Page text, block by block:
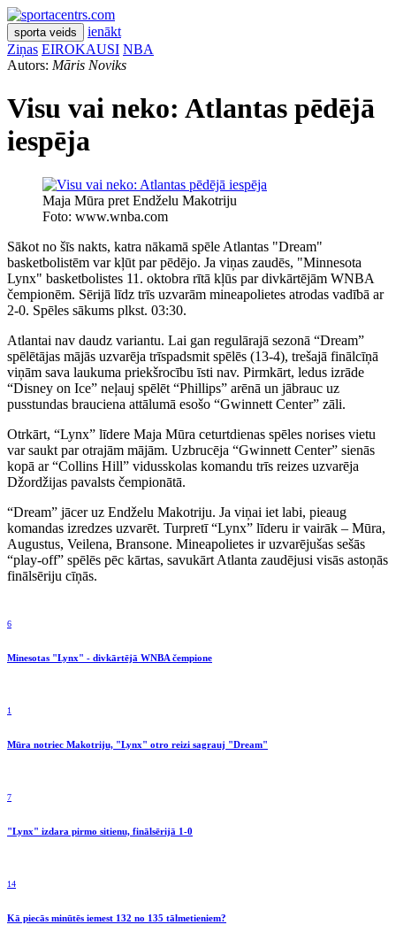
sporta veids
ienākt
Ziņas EIROKAUSI NBA
Autors: Māris Noviks
Visu vai neko: Atlantas pēdējā
iespēja
Maja Mūra pret Endželu Makotriju
Foto: www.wnba.com
Sākot no šīs nakts, katra nākamā spēle Atlantas "Dream"
basketbolistēm var kļūt par pēdējo. Ja viņas zaudēs, "Minnesota
Lynx" basketbolistes 11. oktobra rītā kļūs par divkārtējām WNBA
čempionēm. Sērijā līdz trīs uzvarām mineapolietes atrodas vadībā ar
2-0. Spēles sākums plkst. 03:30.
Atlantai nav daudz variantu. Lai gan regulārajā sezonā “Dream”
spēlētājas mājās uzvarēja trīspadsmit spēlēs (13-4), trešajā finālcīņā
viņām sava laukuma priekšrocību īsti nav. Pirmkārt, ledus izrāde
“Disney on Ice” neļauj spēlēt “Phillips” arēnā un jābrauc uz
pusstundas brauciena attālumā esošo “Gwinnett Center” zāli.
Otrkārt, “Lynx” līdere Maja Mūra ceturtdienas spēles norises vietu
var saukt par otrajām mājām. Uzbrucēja “Gwinnett Center” sienās
kopā ar “Collins Hill” vidusskolas komandu trīs reizes uzvarēja
Džordžijas pavalsts čempionātā.
“Dream” jācer uz Endželu Makotriju. Ja viņai iet labi, pieaug
komandas izredzes uzvarēt. Turpretī “Lynx” līderu ir vairāk – Mūra,
Augustus, Veilena, Bransone. Mineapolietes ir uzvarējušas sešās
“play-off” spēlēs pēc kārtas, savukārt Atlanta zaudējusi visās astoņās
finālsēriju cīņās.
6
Minesotas "Lynx" - divkārtējā WNBA čempione
1
Mūra notriec Makotriju, "Lynx" otro reizi sagrauj "Dream"
7
"Lynx" izdara pirmo sitienu, finālsērijā 1-0
14
Kā piecās minūtēs iemest 132 no 135 tālmetieniem?